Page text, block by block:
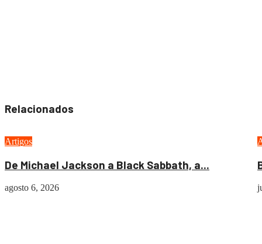
Relacionados
Artigos
De Michael Jackson a Black Sabbath, a...
agosto 6, 2026